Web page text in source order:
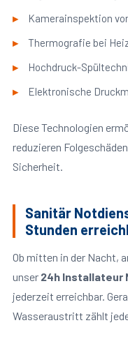
Kamerainspektion
Thermografie bei
Hochdruck-
Elektronische
Diese Technologien
reduzieren
Sicherheit.
Sanitär
Stunden
Ob mitten in der Nacht,
unser 24h Installateur
jederzeit erreichbar.
Wasseraustritt zählt